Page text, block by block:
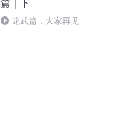
篇｜下
龙武篇，大家再见